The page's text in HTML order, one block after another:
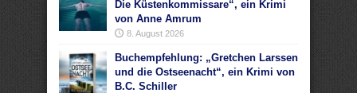
Die Küstenkommissare“, ein Krimi
von Anne Amrum
8. August 2026
Buchempfehlung: „Gretchen Larssen
und die Ostseenacht“, ein Krimi von
B.C. Schiller